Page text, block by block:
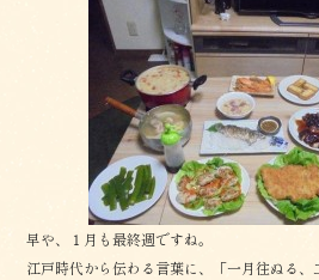
o
早や、１月も最終週ですね。
江戸時代から伝わる言葉に、「一月往ぬる